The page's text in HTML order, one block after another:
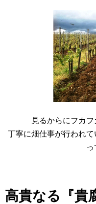
見るからにフカ
丁寧に畑仕事が行われ
っ
高貴なる『貴